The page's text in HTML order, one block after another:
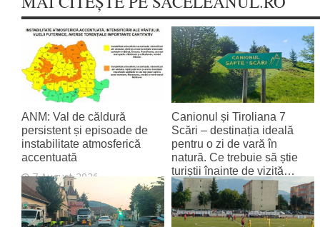
ANM: Val de căldură
persistent și episoade de
instabilitate atmosferică
accentuată
7 August 2026
Canionul și Tiroliana 7
Scări – destinația ideală
pentru o zi de vară în
natură. Ce trebuie să știe
turiștii înainte de vizită…
7 August 2026